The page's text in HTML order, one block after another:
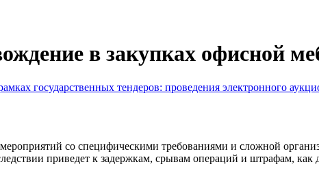
в закупках офисной
государственных тендеров: проведения электронного
со специфическими требованиями и сложной
приведет к задержкам, срывам операций и штрафам,